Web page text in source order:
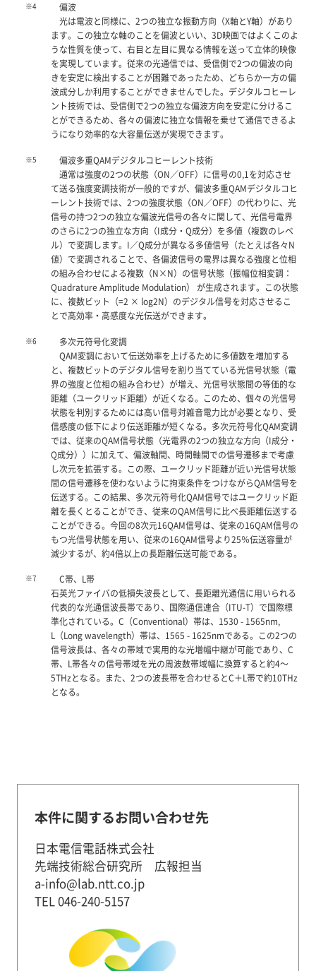
※4
偏波
光は電波と同様に、2つの独立な振動方向（X軸とY軸）があり
ます。この独立な軸のことを偏波といい、3D映画ではよくこのよ
うな性質を使って、右目と左目に異なる情報を送って立体的映像
を実現しています。従来の光通信では、受信側で2つの偏波の向
きを安定に検出することが困難であったため、どちらか一方の偏
波成分しか利用することができませんでした。デジタルコヒーレ
ント技術では、受信側で2つの独立な偏波方向を安定に分けるこ
とができるため、各々の偏波に独立な情報を乗せて通信できるよ
うになり効率的な大容量伝送が実現できます。
※5
偏波多重QAMデジタルコヒーレント技術
通常は強度の2つの状態（ON／OFF）に信号の0,1を対応させ
て送る強度変調技術が一般的ですが、偏波多重QAMデジタルコヒ
ーレント技術では、2つの強度状態（ON／OFF）の代わりに、光
信号の持つ2つの独立な偏波光信号の各々に関して、光信号電界
のさらに2つの独立な方向（I成分・Q成分）を多値（複数のレベ
ル）で変調します。I／Q成分が異なる多値信号（たとえば各々N
値）で変調されることで、各偏波信号の電界は異なる強度と位相
の組み合わせによる複数（N×N）の信号状態（振幅位相変調：
Quadrature Amplitude Modulation） が生成されます。この状態
に、複数ビット（=2 × log2N）のデジタル信号を対応させるこ
とで高効率・高感度な光伝送ができます。
※6
多次元符号化変調
QAM変調において伝送効率を上げるために多値数を増加する
と、複数ビットのデジタル信号を割り当てている光信号状態（電
界の強度と位相の組み合わせ）が増え、光信号状態間の等価的な
距離（ユークリッド距離）が近くなる。このため、個々の光信号
状態を判別するためには高い信号対雑音電力比が必要となり、受
信感度の低下により伝送距離が短くなる。多次元符号化QAM変調
では、従来のQAM信号状態（光電界の2つの独立な方向（I成分・
Q成分））に加えて、偏波軸間、時間軸間での信号遷移まで考慮
し次元を拡張する。この際、ユークリッド距離が近い光信号状態
間の信号遷移を使わないように拘束条件をつけながらQAM信号を
伝送する。この結果、多次元符号化QAM信号ではユークリッド距
離を長くとることができ、従来のQAM信号に比べ長距離伝送する
ことができる。今回の8次元16QAM信号は、従来の16QAM信号の
もつ光信号状態を用い、従来の16QAM信号より25％伝送容量が
減少するが、約4倍以上の長距離伝送可能である。
※7
C帯、L帯
石英光ファイバの低損失波長として、長距離光通信に用いられる
代表的な光通信波長帯であり、国際通信連合（ITU-T）で国際標
準化されている。C（Conventional）帯は、1530 - 1565nm,
L（Long wavelength）帯は、1565 - 1625nmである。この2つの
信号波長は、各々の帯域で実用的な光増幅中継が可能であり、C
帯、L帯各々の信号帯域を光の周波数帯域幅に換算すると約4～
5THzとなる。また、2つの波長帯を合わせるとC＋L帯で約10THz
となる。
本件に関するお問い合わせ先
日本電信電話株式会社
先端技術総合研究所 広報担当
a-info@lab.ntt.co.jp
TEL 046-240-5157